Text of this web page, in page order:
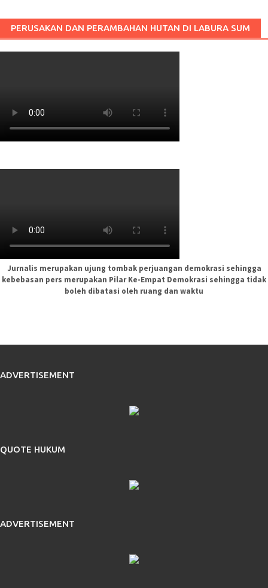
PERUSAKAN DAN PERAMBAHAN HUTAN DI LABURA SUM
Jurnalis merupakan ujung tombak perjuangan demokrasi sehingga
kebebasan pers merupakan Pilar Ke-Empat Demokrasi sehingga tidak
boleh dibatasi oleh ruang dan waktu
ADVERTISEMENT
QUOTE HUKUM
ADVERTISEMENT